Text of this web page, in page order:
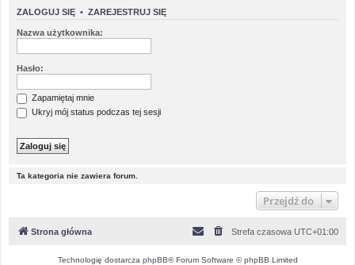
ZALOGUJ SIĘ • ZAREJESTRUJ SIĘ
Nazwa użytkownika:
Hasło:
Zapamiętaj mnie
Ukryj mój status podczas tej sesji
Ta kategoria nie zawiera forum.
Przejdź do
Strona główna Strefa czasowa UTC+01:00
Technologię dostarcza phpBB® Forum Software © phpBB Limited